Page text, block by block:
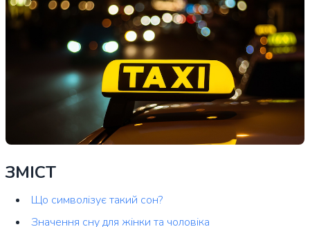
ЗМІСТ
Що символізує такий сон?
Значення сну для жінки та чоловіка